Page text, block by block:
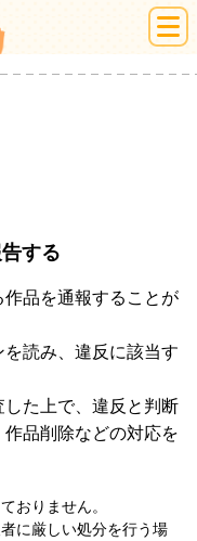
絵本ひろば
する
品を通報することが
読み、違反に該当す
た上で、違反と判断
品削除などの対応を
おりません。
に厳しい処分を行う場